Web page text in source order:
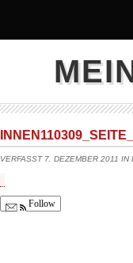
VERFASST 7. DEZEMBER 2011
Follow